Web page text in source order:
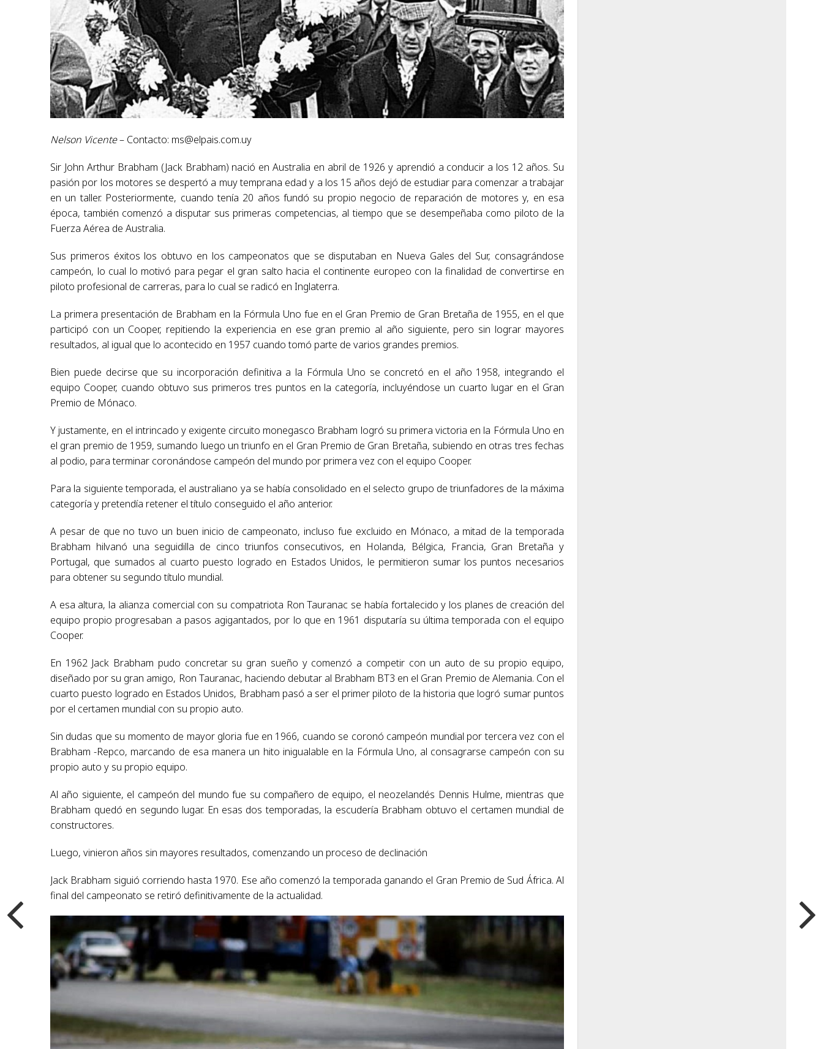
Nelson Vicente– Contacto: ms@elpais.com.uy
Sir John Arthur Brabham (Jack Brabham) nació en Australia en abril de 1926 y aprendió a conducir a los 12 años. Su
pasión por los motores se despertó a muy temprana edad y a los 15 años dejó de estudiar para comenzar a trabajar
en un taller. Posteriormente, cuando tenía 20 años fundó su propio negocio de reparación de motores y, en esa
época, también comenzó a disputar sus primeras competencias, al tiempo que se desempeñaba como piloto de la
Fuerza Aérea de Australia.
Sus primeros éxitos los obtuvo en los campeonatos que se disputaban en Nueva Gales del Sur, consagrándose
campeón, lo cual lo motivó para pegar el gran salto hacia el continente europeo con la finalidad de convertirse en
piloto profesional de carreras, para lo cual se radicó en Inglaterra.
La primera presentación de Brabham en la Fórmula Uno fue en el Gran Premio de Gran Bretaña de 1955, en el que
participó con un Cooper, repitiendo la experiencia en ese gran premio al año siguiente, pero sin lograr mayores
resultados, al igual que lo acontecido en 1957 cuando tomó parte de varios grandes premios.
Bien puede decirse que su incorporación definitiva a la Fórmula Uno se concretó en el año 1958, integrando el
equipo Cooper, cuando obtuvo sus primeros tres puntos en la categoría, incluyéndose un cuarto lugar en el Gran
Premio de Mónaco.
Y justamente, en el intrincado y exigente circuito monegasco Brabham logró su primera victoria en la Fórmula Uno en
el gran premio de 1959, sumando luego un triunfo en el Gran Premio de Gran Bretaña, subiendo en otras tres fechas
al podio, para terminar coronándose campeón del mundo por primera vez con el equipo Cooper.
Para la siguiente temporada, el australiano ya se había consolidado en el selecto grupo de triunfadores de la máxima
categoría y pretendía retener el título conseguido el año anterior.
A pesar de que no tuvo un buen inicio de campeonato, incluso fue excluido en Mónaco, a mitad de la temporada
Brabham hilvanó una seguidilla de cinco triunfos consecutivos, en Holanda, Bélgica, Francia, Gran Bretaña y
Portugal, que sumados al cuarto puesto logrado en Estados Unidos, le permitieron sumar los puntos necesarios
para obtener su segundo título mundial.
A esa altura, la alianza comercial con su compatriota Ron Tauranac se había fortalecido y los planes de creación del
equipo propio progresaban a pasos agigantados, por lo que en 1961 disputaría su última temporada con el equipo
Cooper.
En 1962 Jack Brabham pudo concretar su gran sueño y comenzó a competir con un auto de su propio equipo,
diseñado por su gran amigo, Ron Tauranac, haciendo debutar al Brabham BT3 en el Gran Premio de Alemania. Con el
cuarto puesto logrado en Estados Unidos, Brabham pasó a ser el primer piloto de la historia que logró sumar puntos
por el certamen mundial con su propio auto.
Sin dudas que su momento de mayor gloria fue en 1966, cuando se coronó campeón mundial por tercera vez con el
Brabham -Repco, marcando de esa manera un hito inigualable en la Fórmula Uno, al consagrarse campeón con su
propio auto y su propio equipo.
Al año siguiente, el campeón del mundo fue su compañero de equipo, el neozelandés Dennis Hulme, mientras que
Brabham quedó en segundo lugar. En esas dos temporadas, la escudería Brabham obtuvo el certamen mundial de
constructores.
Luego, vinieron años sin mayores resultados, comenzando un proceso de declinación
Jack Brabham siguió corriendo hasta 1970. Ese año comenzó la temporada ganando el Gran Premio de Sud África. Al
final del campeonato se retiró definitivamente de la actualidad.